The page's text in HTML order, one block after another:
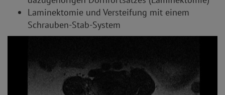
Laminektomie und Versteifung mit einem
Schrauben-Stab-System